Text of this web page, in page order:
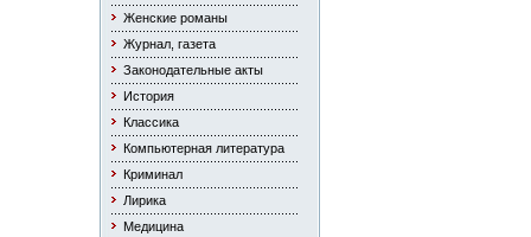
Женские романы
Журнал, газета
Законодательные акты
История
Классика
Компьютерная литература
Криминал
Лирика
Медицина